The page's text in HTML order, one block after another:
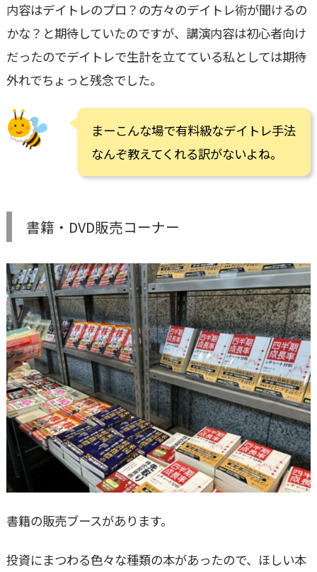
内容はデイトレのプロ？の方々のデイトレ術が聞けるの
かな？と期待していたのですが、講演内容は初心者向け
だったのでデイトレで生計を立てている私としては期待
外れでちょっと残念でした。
まーこんな場で有料級なデイトレ手法
なんぞ教えてくれる訳がないよね。
書籍・DVD販売コーナー
書籍の販売ブースがあります。
投資にまつわる色々な種類の本があったので、ほしい本